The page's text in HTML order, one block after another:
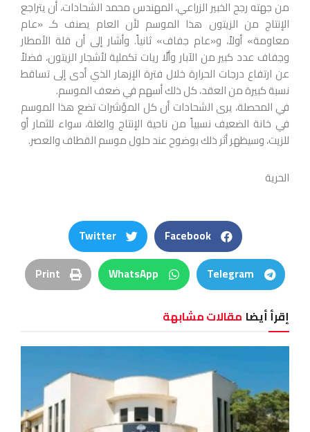
من جهته رجح الخبير الزراعي، المهندس محمد الشحادات، أن يتراجع
الإنتاج من الزيتون هذا الموسم لأن العام يصنف كـ «عام
معاومة» أولاً، و«عام جفاف» ثانياً. وأشار إلى أن قلة الأمطار
وجفاف عدد كبير من الآبار وألّا ريات تكملية لأشجار الزيتون، فضلاً
عن ارتفاع درجات الحرارة خلال فترة الإزهار الذي أدى إلى تساقط
نسبة كبيرة من العقد، كل ذلك أسهم في ضعف الموسم.
في المحصلة، يرى الشحادات أن كل المؤشرات تضع هذا الموسم
في خانة الضعيف نسبياً من ناحية الإنتاج والغلة، سواء للثمار أو
للزيت، وسيظهر أثر ذلك بوضوح عند حلول موسم القطاف والعصر.
الحرية
Facebook
Twitter
Telegram
WhatsApp
Print
إقرأ أيضا مقالات مشابهة